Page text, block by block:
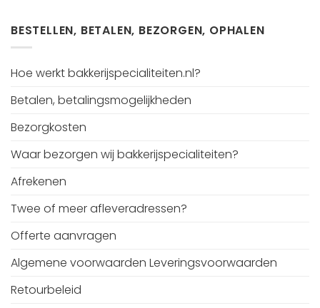
BESTELLEN, BETALEN, BEZORGEN, OPHALEN
Hoe werkt bakkerijspecialiteiten.nl?
Betalen, betalingsmogelijkheden
Bezorgkosten
Waar bezorgen wij bakkerijspecialiteiten?
Afrekenen
Twee of meer afleveradressen?
Offerte aanvragen
Algemene voorwaarden Leveringsvoorwaarden
Retourbeleid